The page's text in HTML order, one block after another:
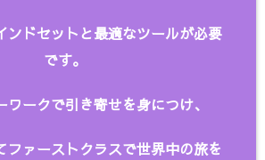
ンドセットと最適なツールが必要
です。
ークで引き寄せを身につけ、
ファーストクラスで世界中の旅を